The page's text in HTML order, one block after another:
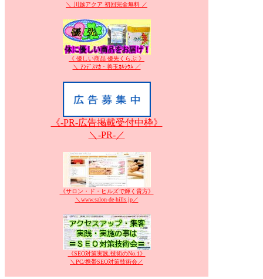
＼ 川越アクア 初回完全無料 ／
《 優しい商品 優先くらぶ 》
＼ ｱﾝﾃﾞｽﾏｶ・善玉ｶﾙｼｳﾑ ／
《-PR-広告掲載受付中枠》
＼-PR-／
《サロン・ド・ヒルズで輝く貴方》
＼www.salon-de-hills.jp／
《SEO対策実践.技術のNo.1》
＼PC/携帯SEO対策技術会／